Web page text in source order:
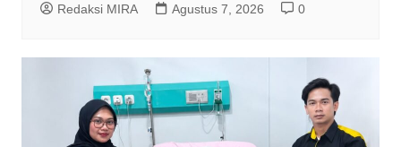
Redaksi MIRA Agustus 7, 2026 0